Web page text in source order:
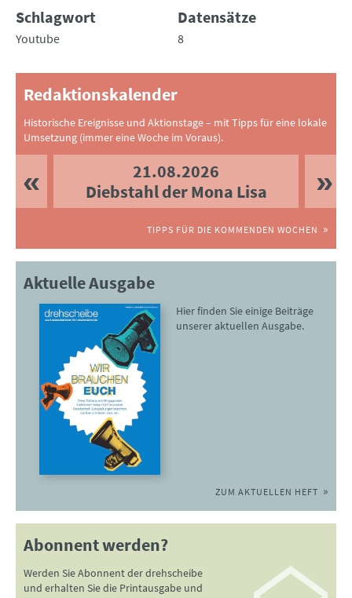
Schlagwort Datensätze
Youtube 8
Redaktionskalender
Historische Ereignisse und Aktionstage – mit Tipps für eine lokale
Umsetzung (immer eine Woche im Voraus).
21.08.2026
Diebstahl der Mona Lisa
TIPPS FÜR DIE KOMMENDEN WOCHEN
Aktuelle Ausgabe
Hier finden Sie einige Beiträge
unserer aktuellen Ausgabe.
ZUM AKTUELLEN HEFT
Abonnent werden?
Werden Sie Abonnent der drehscheibe
und erhalten Sie die Printausgabe und